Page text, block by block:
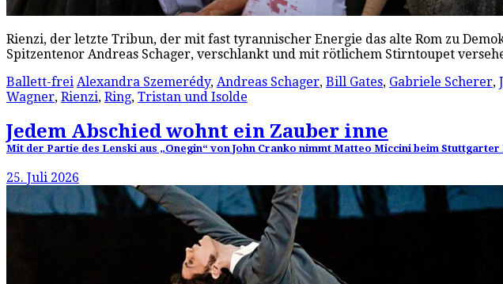
Rienzi, der letzte Tribun, der mit fast tyrannischer Energie das alte Rom zu
Spitzentenor Andreas Schager, verschlankt und mit rötlichem Stirntoupet
Ballett-frei Alexandra Szemerédy, Andreas Schager, Bill Gates, Gabriele Scherer,
Wagner, Rienzi, Ring, Tristan und Isolde
Jedem Abschied wohnt ein Zauber inne
Mit der Partie des Lenski aus „Onegin“ von John Cranko nimmt Matteo Miccini beim
25. Juli 2026